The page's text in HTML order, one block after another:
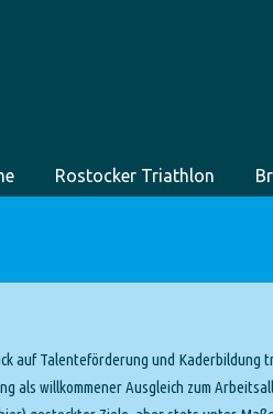
Rostocker Triathlon
auf Talenteförderung und Kaderbildung
als willkommener Ausgleich zum